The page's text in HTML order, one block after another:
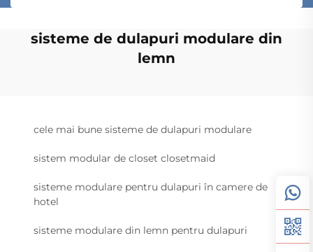
sisteme de dulapuri modulare din
lemn
cele mai bune sisteme de dulapuri modulare
sistem modular de closet closetmaid
sisteme modulare pentru dulapuri în camere de
hotel
sisteme modulare din lemn pentru dulapuri